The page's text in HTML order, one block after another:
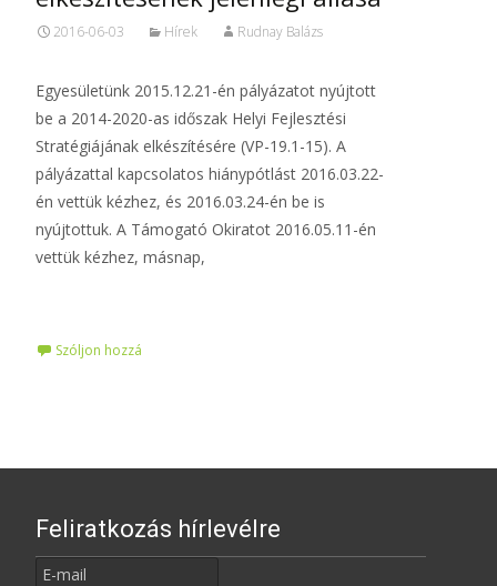
2016-06-03 Hírek Rudnay Balázs
Egyesületünk 2015.12.21-én pályázatot nyújtott
be a 2014-2020-as időszak Helyi Fejlesztési
Stratégiájának elkészítésére (VP-19.1-15). A
pályázattal kapcsolatos hiánypótlást 2016.03.22-
én vettük kézhez, és 2016.03.24-én be is
nyújtottuk. A Támogató Okiratot 2016.05.11-én
vettük kézhez, másnap,
Szóljon hozzá
Feliratkozás hírlevélre